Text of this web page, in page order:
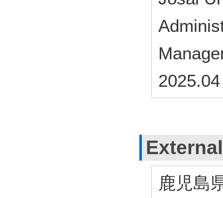
2025.04
鹿児島